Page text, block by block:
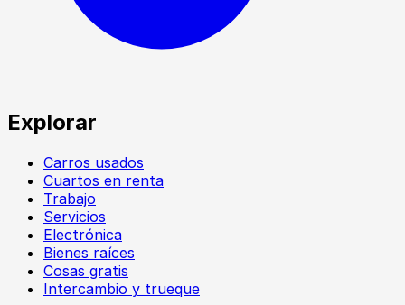
Explorar
Carros usados
Cuartos en renta
Trabajo
Servicios
Electrónica
Bienes raíces
Cosas gratis
Intercambio y trueque